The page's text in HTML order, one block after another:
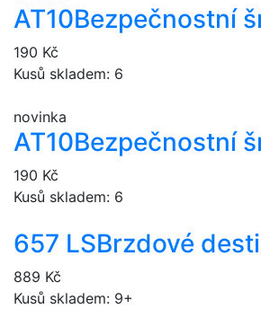
AT10Bezpečnostní
190 Kč
Kusů skladem: 6
novinka
AT10Bezpečnostní
190 Kč
Kusů skladem: 6
657 LSBrzdové
889 Kč
Kusů skladem: 9+